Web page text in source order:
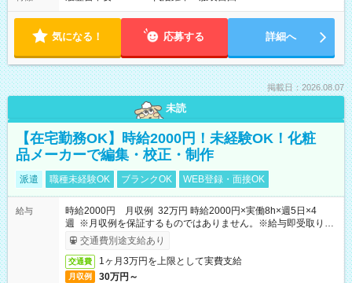
気になる！ 応募する 詳細へ
掲載日：2026.08.07
未読
【在宅勤務OK】時給2000円！未経験OK！化粧
品メーカーで編集・校正・制作
派遣 職種未経験OK ブランクOK WEB登録・面接OK
給与
時給2000円 月収例 32万円 時給2000円×実働8h×週5日×4
週 ※月収例を保証するものではありません。※給与即受取りサ
ービス利用可（利用条件有）
交通費別途支給あり
交通費 1ヶ月3万円を上限として実費支給
月収例 30万円～